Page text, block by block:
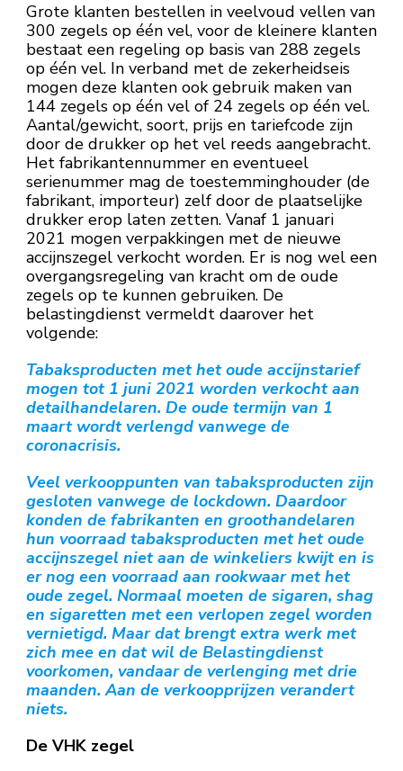
Grote klanten bestellen in veelvoud vellen van
300 zegels op één vel, voor de kleinere klanten
bestaat een regeling op basis van 288 zegels
op één vel. In verband met de zekerheidseis
mogen deze klanten ook gebruik maken van
144 zegels op één vel of 24 zegels op één vel.
Aantal/gewicht, soort, prijs en tariefcode zijn
door de drukker op het vel reeds aangebracht.
Het fabrikantennummer en eventueel
serienummer mag de toestemminghouder (de
fabrikant, importeur) zelf door de plaatselijke
drukker erop laten zetten. Vanaf 1 januari
2021 mogen verpakkingen met de nieuwe
accijnszegel verkocht worden. Er is nog wel een
overgangsregeling van kracht om de oude
zegels op te kunnen gebruiken. De
belastingdienst vermeldt daarover het
volgende:
Tabaksproducten met het oude accijnstarief
mogen tot 1 juni 2021 worden verkocht aan
detailhandelaren. De oude termijn van 1
maart wordt verlengd vanwege de
coronacrisis.
Veel verkooppunten van tabaksproducten zijn
gesloten vanwege de lockdown. Daardoor
konden de fabrikanten en groothandelaren
hun voorraad tabaksproducten met het oude
accijnszegel niet aan de winkeliers kwijt en is
er nog een voorraad aan rookwaar met het
oude zegel. Normaal moeten de sigaren, shag
en sigaretten met een verlopen zegel worden
vernietigd. Maar dat brengt extra werk met
zich mee en dat wil de Belastingdienst
voorkomen, vandaar de verlenging met drie
maanden. Aan de verkoopprijzen verandert
niets.
De VHK zegel